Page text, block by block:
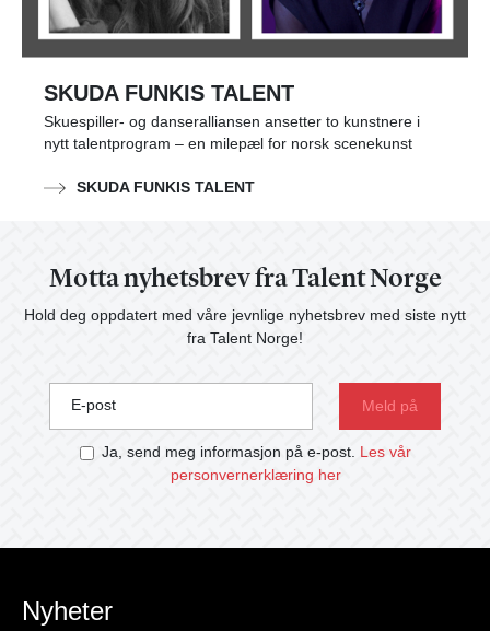
SKUDA FUNKIS TALENT
Skuespiller- og danseralliansen ansetter to kunstnere i
nytt talentprogram – en milepæl for norsk scenekunst
SKUDA FUNKIS TALENT
Motta nyhetsbrev fra Talent Norge
Hold deg oppdatert med våre jevnlige nyhetsbrev med siste nytt
fra Talent Norge!
E-post
Ja, send meg informasjon på e-post. Les vår
personvernerklæring her
Nyheter